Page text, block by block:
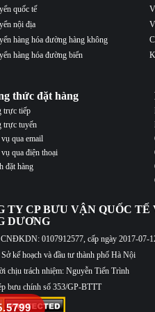
quốc tế
nội địa
hàng hóa đường hàng không
hàng hóa đường biển
thức đặt hàng
trực tiếp
trực tuyến
qua email
qua điện thoại
đặt hàng
TY CP BƯU VẬN QUỐC
DƯƠNG
0107912577, cấp ngày 2017-07-
kế hoạch và đầu tư thành phố Hà Nội
chịu trách nhiệm: Nguyễn Tiến Trình
bưu chính số 353/GP-BTTT